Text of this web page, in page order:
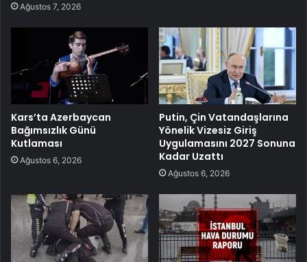
Ağustos 7, 2026
Kars’ta Azerbaycan
Bağımsızlık Günü
Kutlaması
Ağustos 6, 2026
Putin, Çin Vatandaşlarına
Yönelik Vizesiz Giriş
Uygulamasını 2027 Sonuna
Kadar Uzattı
Ağustos 6, 2026